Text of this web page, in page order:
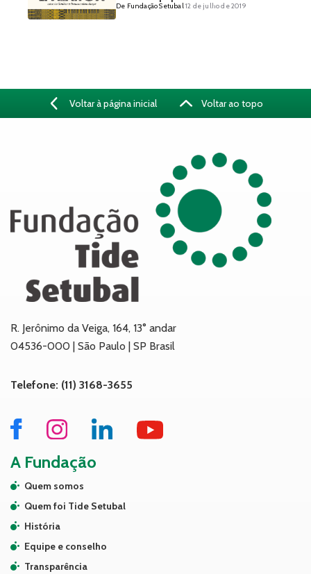
de Andrade
De Fundação Setubal12 de julho de 2019
Voltar à página inicial Voltar ao topo
R. Jerônimo da Veiga, 164, 13° andar
04536-000 | São Paulo | SP Brasil
Telefone: (11) 3168-3655
A Fundação
Quem somos
Quem foi Tide Setubal
História
Equipe e conselho
Transparência